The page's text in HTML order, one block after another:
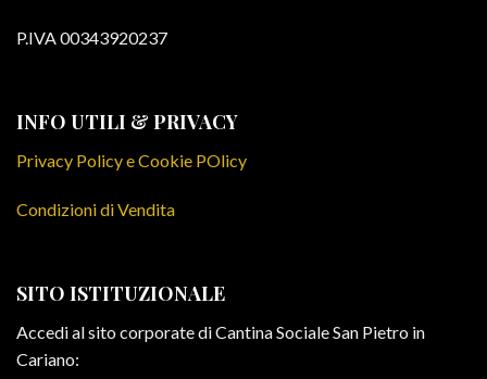
P.IVA 00343920237
INFO UTILI & PRIVACY
Privacy Policy e Cookie POlicy
Condizioni di Vendita
SITO ISTITUZIONALE
Accedi al sito corporate di Cantina Sociale San Pietro in
Cariano: